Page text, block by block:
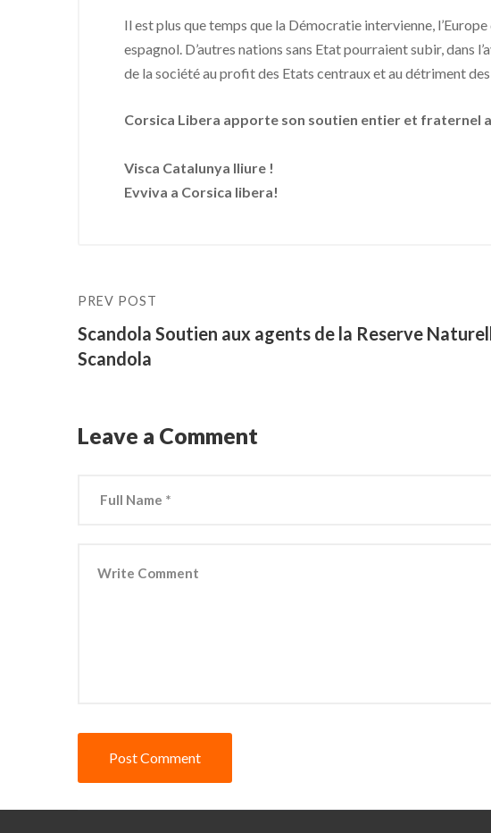
Il est plus que temps que la Démocratie intervienne,
espagnol. D’autres nations sans Etat pourraient subir, dans
de la société au profit des Etats centraux et au détriment
Corsica Libera apporte son soutien entier et fraternel
Visca Catalunya lliure !
Evviva a Corsica libera!
PREV POST
Scandola Soutien aux agents de la Reserve
Scandola
Leave a Comment